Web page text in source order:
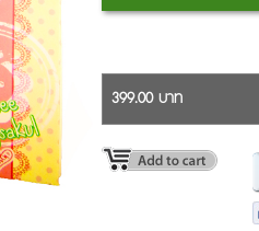
399.00 บาท